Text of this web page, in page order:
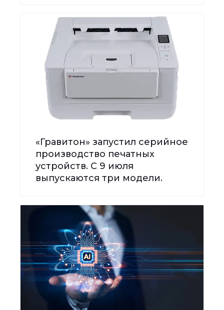
«Гравитон» запустил серийное
производство печатных
устройств. С 9 июля
выпускаются три модели.